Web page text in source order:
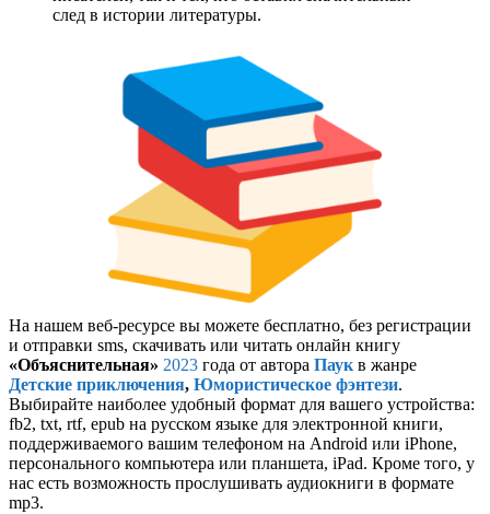
след в истории литературы.
На нашем веб-ресурсе вы можете бесплатно, без регистрации
и отправки sms, скачивать или читать онлайн книгу
«Объяснительная» 2023 года от автора Паук в жанре
Детские приключения, Юмористическое фэнтези.
Выбирайте наиболее удобный формат для вашего устройства:
fb2, txt, rtf, epub на русском языке для электронной книги,
поддерживаемого вашим телефоном на Android или iPhone,
персонального компьютера или планшета, iPad. Кроме того, у
нас есть возможность прослушивать аудиокниги в формате
mp3.